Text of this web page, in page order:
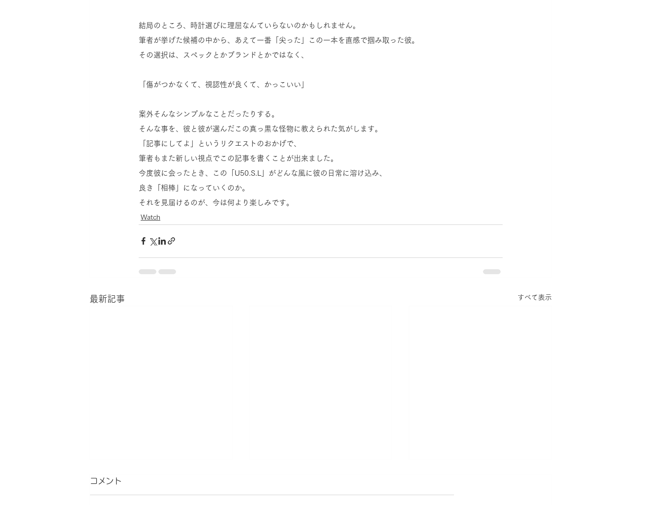
結局のところ、時計選びに理屈なんていらないのかもしれません。
筆者が挙げた候補の中から、あえて一番「尖った」この一本を直感で掴み取った彼。
その選択は、スペックとかブランドとかではなく、
「傷がつかなくて、視認性が良くて、かっこいい」
案外そんなシンプルなことだったりする。
そんな事を、彼と彼が選んだこの真っ黒な怪物に教えられた気がします。
「記事にしてよ」というリクエストのおかげで、
筆者もまた新しい視点でこの記事を書くことが出来ました。
今度彼に会ったとき、この「U50.S.L」がどんな風に彼の日常に溶け込み、
良き「相棒」になっていくのか。
それを見届けるのが、今は何より楽しみです。
Watch
最新記事 すべて表示
コメント